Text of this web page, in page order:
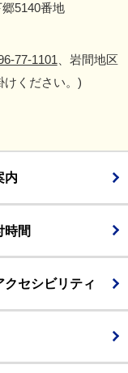
5140番地
77-1101 、岩間地区
けください。)
内
時間
クセシビリティ